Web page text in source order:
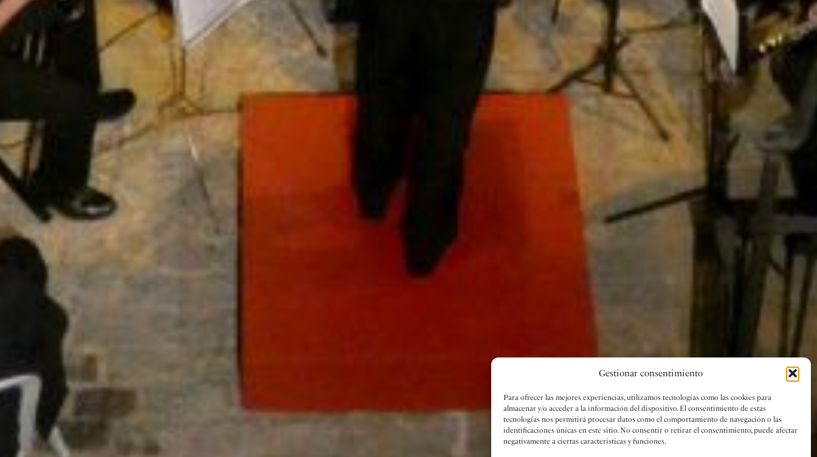
Gestionar consentimiento
Para ofrecer las mejores experiencias, utilizamos tecnologías como las cookies para
almacenar y/o acceder a la información del dispositivo. El consentimiento de estas
tecnologías nos permitirá procesar datos como el comportamiento de navegación o las
identificaciones únicas en este sitio. No consentir o retirar el consentimiento, puede afectar
negativamente a ciertas características y funciones.